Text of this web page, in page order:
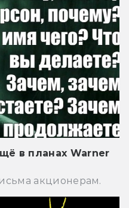
в планах Warner
акционерам.